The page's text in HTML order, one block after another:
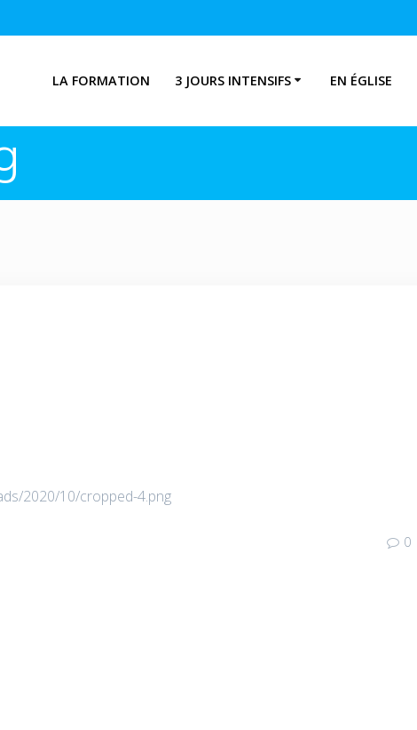
LA FORMATION 3 JOURS INTENSIFS EN ÉGLISE
2020/10/cropped-4.png
0